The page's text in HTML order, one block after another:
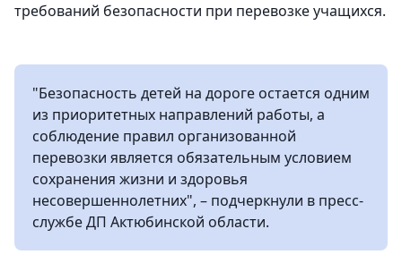
требований безопасности при перевозке учащихся.
"Безопасность детей на дороге остается одним
из приоритетных направлений работы, а
соблюдение правил организованной
перевозки является обязательным условием
сохранения жизни и здоровья
несовершеннолетних", – подчеркнули в пресс-
службе ДП Актюбинской области.